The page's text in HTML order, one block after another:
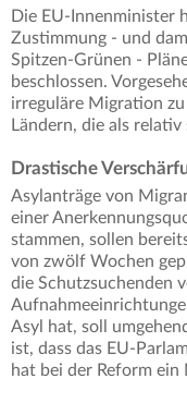
Die EU-Innenminister
Zustimmung - und
Spitzen-Grünen -
beschlossen.
irreguläre Migration
Ländern, die als
Drastische
Asylanträge von
einer
stammen, sollen
von zwölf Wochen
die Schutzsuchenden
Asyl hat, soll
ist, dass das EU-
hat bei der Reform